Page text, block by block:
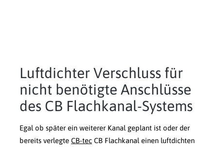
Luftdichter Verschluss für
nicht benötigte Anschlüsse
des CB Flachkanal-Systems
Egal ob später ein weiterer Kanal geplant ist oder der
bereits verlegte CB-tec CB Flachkanal einen luftdichten